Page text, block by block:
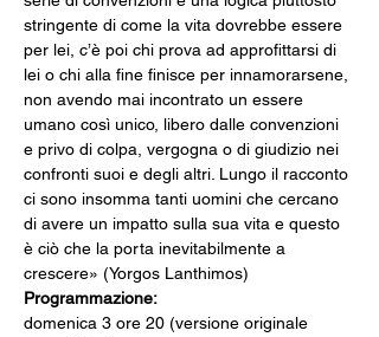
stringente di come la vita dovrebbe essere
per lei, c’è poi chi prova ad approfittarsi di
lei o chi alla fine finisce per innamorarsene,
non avendo mai incontrato un essere
umano così unico, libero dalle convenzioni
e privo di colpa, vergogna o di giudizio nei
confronti suoi e degli altri. Lungo il racconto
ci sono insomma tanti uomini che cercano
di avere un impatto sulla sua vita e questo
è ciò che la porta inevitabilmente a
crescere» (Yorgos Lanthimos)
Programmazione:
domenica 3 ore 20 (versione originale